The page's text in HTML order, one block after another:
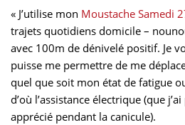
« J’utilise mon Moustache Samedi
trajets quotidiens domicile –
avec 100m de dénivelé positif. Je
puisse me permettre de me
quel que soit mon état de fatigue
d’où l’assistance électrique (que
apprécié pendant la canicule).